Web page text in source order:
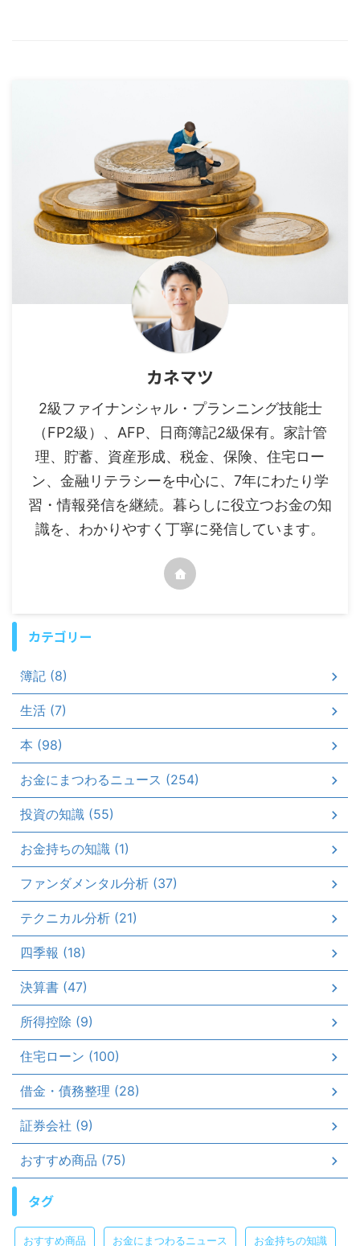
カネマツ
2級ファイナンシャル・プランニング技能士
（FP2級）、AFP、日商簿記2級保有。家計管
理、貯蓄、資産形成、税金、保険、住宅ロー
ン、金融リテラシーを中心に、7年にわたり学
習・情報発信を継続。暮らしに役立つお金の知
識を、わかりやすく丁寧に発信しています。
カテゴリー
簿記 (8)
生活 (7)
本 (98)
お金にまつわるニュース (254)
投資の知識 (55)
お金持ちの知識 (1)
ファンダメンタル分析 (37)
テクニカル分析 (21)
四季報 (18)
決算書 (47)
所得控除 (9)
住宅ローン (100)
借金・債務整理 (28)
証券会社 (9)
おすすめ商品 (75)
タグ
おすすめ商品 お金にまつわるニュース お金持ちの知識